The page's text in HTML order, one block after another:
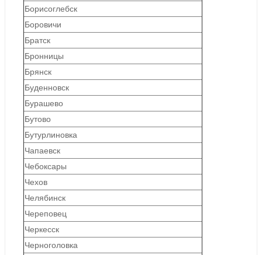
Борисоглебск
Боровичи
Братск
Бронницы
Брянск
Буденновск
Бурашево
Бутово
Бутурлиновка
Чапаевск
Чебоксары
Чехов
Челябинск
Череповец
Черкесск
Черноголовка